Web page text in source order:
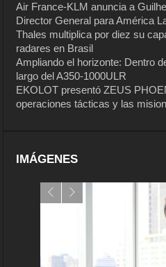
Air France-KLM anuncia a
Director General para América
Thales multiplica por diez su
radares en Brasil
Ampliando el horizonte: Dentro
largo del A350-1000ULR
EKOLOT presentó ZEUS
operaciones tácticas y las
IMÁGENES